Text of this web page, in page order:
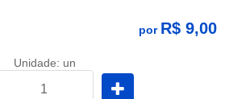
por R$ 9,00
Unidade: un